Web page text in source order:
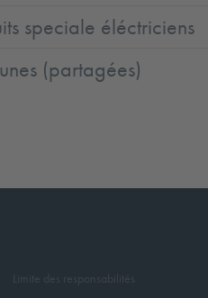
speciale éléctriciens
(partagées)